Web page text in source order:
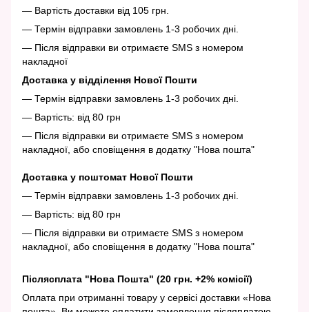
— Вартість доставки від 105 грн.
— Термін відправки замовлень 1-3 робочих дні.
— Після відправки ви отримаєте SMS з номером
накладної
Доставка у відділення Нової Пошти
— Термін відправки замовлень 1-3 робочих дні.
— Вартість: від 80 грн
— Після відправки ви отримаєте SMS з номером
накладної, або сповіщення в додатку "Нова пошта"
Доставка у поштомат Нової Пошти
— Термін відправки замовлень 1-3 робочих дні.
— Вартість: від 80 грн
— Після відправки ви отримаєте SMS з номером
накладної, або сповіщення в додатку "Нова пошта"
Післясплата "Нова Пошта" (20 грн. +2% комісії)
Оплата при отриманні товару у сервісі доставки «Нова